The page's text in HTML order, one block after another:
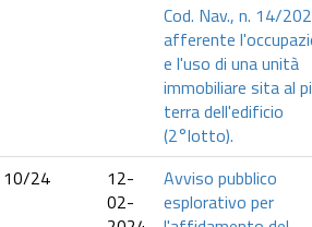
Cod. Nav., n. 14/
afferente
e l'uso di una unità
immobiliare sita al
terra dell'edificio
(2°lotto).
10/24
12-
02-
Avviso pubblico
esplorativo per